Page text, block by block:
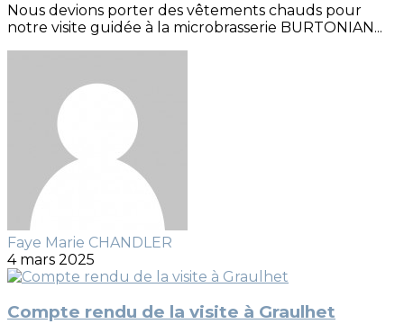
Nous devions porter des vêtements chauds pour
notre visite guidée à la microbrasserie BURTONIAN...
Faye Marie CHANDLER
4 mars 2025
Compte rendu de la visite à Graulhet